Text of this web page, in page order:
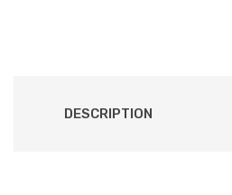
DESCRIPTION